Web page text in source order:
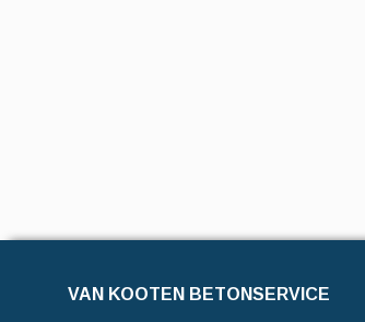
VAN KOOTEN BETONSERVICE